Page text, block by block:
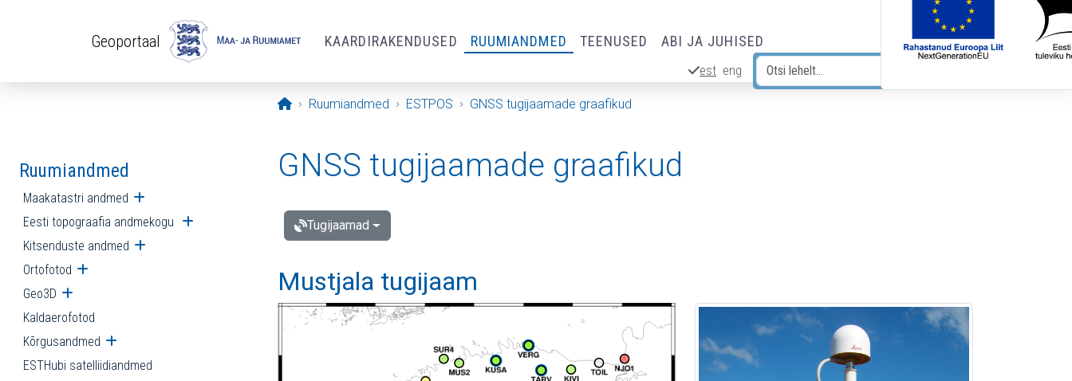
Geoportaal KAARDIRAKENDUSED RUUMIANDMED TEENUSED ABI JA JUHISED
est eng
Avaleht
Ruumiandmed ESTPOS GNSS tugijaamade graafikud
Ruumiandmed
Maakatastri andmed Ava alammenüü
Eesti topograafia andmekogu Ava alammenüü
Kitsenduste andmed Ava alammenüü
Ortofotod Ava alammenüü
Geo3D Ava alammenüü
Kaldaerofotod
Kõrgusandmed Ava alammenüü
ESTHubi satelliidiandmed
GNSS tugijaamade graafikud
Tugijaamad
Mustjala tugijaam